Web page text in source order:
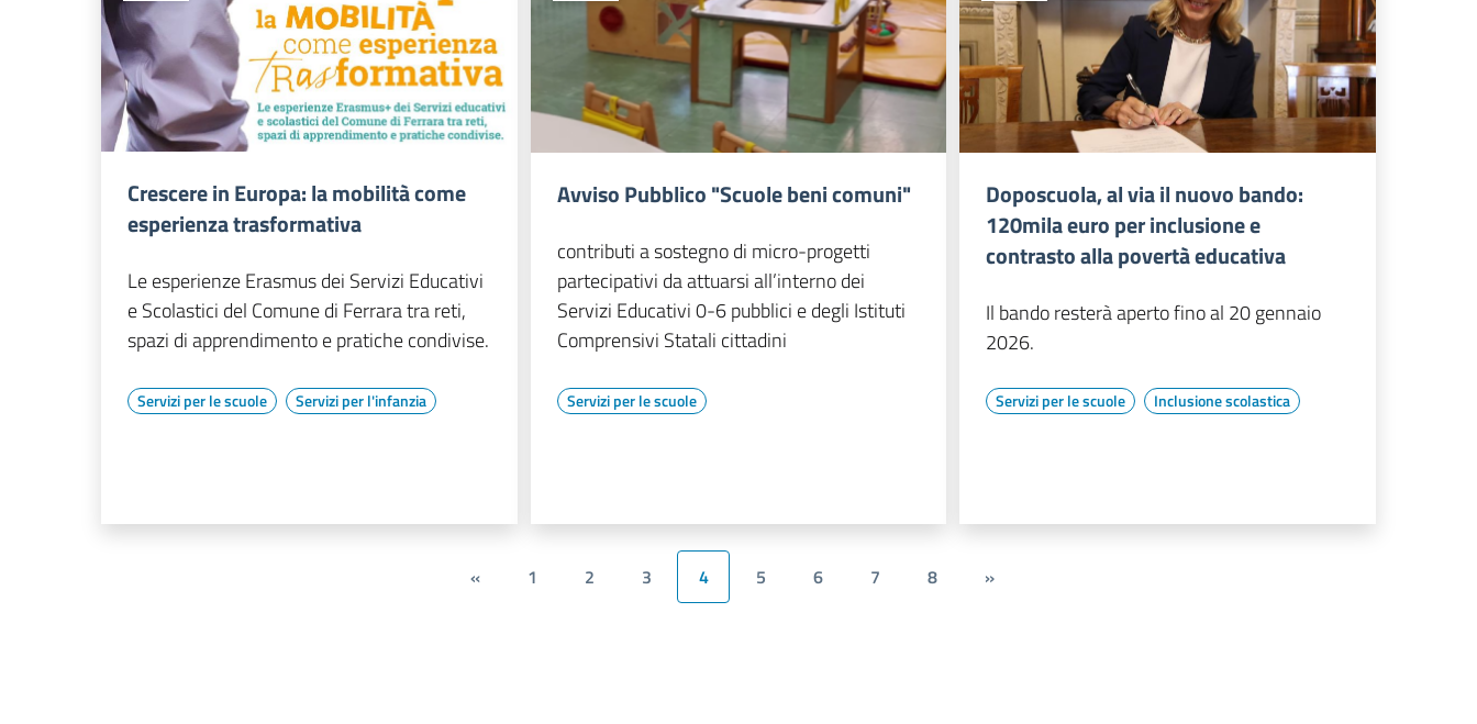
Crescere in Europa: la mobilità come
esperienza trasformativa
Le esperienze Erasmus dei Servizi Educativi
e Scolastici del Comune di Ferrara tra reti,
spazi di apprendimento e pratiche condivise.
Servizi per le scuole Servizi per l'infanzia
Avviso Pubblico "Scuole beni comuni"
contributi a sostegno di micro-progetti
partecipativi da attuarsi all’interno dei
Servizi Educativi 0-6 pubblici e degli Istituti
Comprensivi Statali cittadini
Servizi per le scuole
Doposcuola, al via il nuovo bando:
120mila euro per inclusione e
contrasto alla povertà educativa
Il bando resterà aperto fino al 20 gennaio
2026.
Servizi per le scuole Inclusione scolastica
« 1 2 3 4 5 6 7 8 »